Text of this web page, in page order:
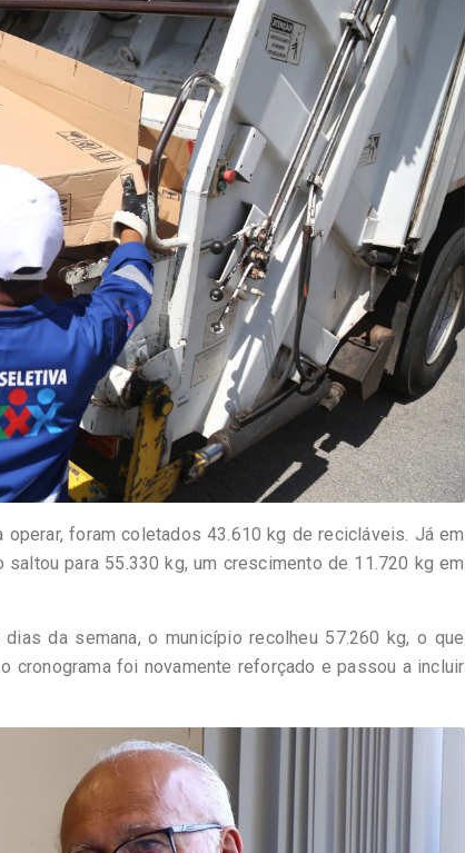
operar, foram coletados 43.610 kg de recicláveis. Já em
para 55.330 kg, um crescimento de 11.720 kg em
da semana, o município recolheu 57.260 kg, o que
cronograma foi novamente reforçado e passou a incluir